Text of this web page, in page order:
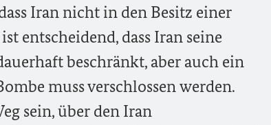
Iran nicht in den Besitz einer
entscheidend, dass Iran seine
beschränkt, aber auch ein
muss verschlossen werden.
sein, über den Iran